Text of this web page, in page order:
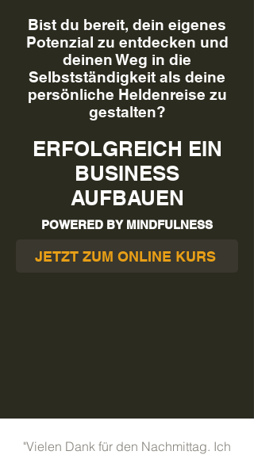
Bist du bereit, dein eigenes
Potenzial zu entdecken und
deinen Weg in die
Selbstständigkeit als deine
persönliche Heldenreise zu
gestalten?
ERFOLGREICH EIN
BUSINESS
AUFBAUEN
POWERED BY MINDFULNESS
JETZT ZUM ONLINE KURS
"Vielen Dank für den Nachmittag. Ich